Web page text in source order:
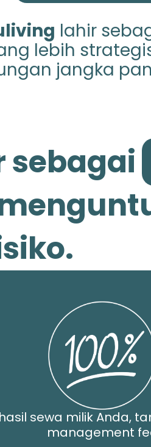
lahir
lebih
jangka
sebagai
hasil sewa milik Anda,
management